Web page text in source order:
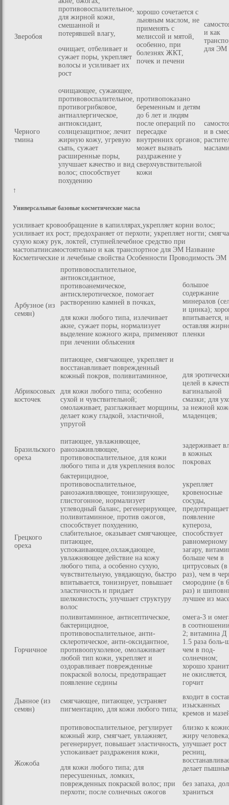
Зверобоя
противовоспалительное,
для жирной кожи,
смешанной и
потерявшей влагу,
очищает, отбеливает и
сужает поры, укрепляет
волосы и усиливает их
рост
хорошо сочетается с
льняным маслом, не
применять с
мелиссой и мятой,
особенно, при
болезнях ЖКТ,
почек и печени
и как
для ЭМ
Черного
тмина
очищающее, сужающее,
противовоспалительное,
противогрибковое,
антиаллергическое,
антиоксидант,
солнцезащитное; лечит
жирную кожу, угревую
сыпь, сужает
расширенные поры,
улучшает качество и вид
волос; способствует
похудению
противопоказано
беременным и детям
до 6 лет и людям
после операций по
пересадке
внутренних органов;
может вызвать
раздражение у
сверхчувствительной
кожи
и в
↑
Универсальные базовые косметические масла
усиливает кровообращение в капиллярах,укрепляет корни волос;
усиливает их рост; предохраняет от перхоти; укрепляет ногти;
сухую кожу рук, локтей, ступнейлечебное средство при
мастопатиисамостоятельно и как транспортное для ЭМ Название
Косметические и лечебные свойства Особенности Проводимость ЭМ
Арбузное (из
семян)
противовоспалительное,
антиоксидантное,
противоанемическое,
антисклеротическое, помогает
растворению камней в почках,
для кожи любого типа, излечивает
акне, сужает поры, нормализует
выделение кожного жира, применяют
при лечении облысения
большое
содержание
минералов
и цинка);
впитывается,
оставляя
пленки
Абрикосовых
косточек
питающее, смягчающее, укрепляет и
восстанавливает поврежденный
кожный покров, поливитаминное,
для кожи любого типа; особенно
сухой и чувствительной;
омолаживает, разглаживает морщины,
делает кожу гладкой, эластичной,
упругой
для
целей в
вагинальной
смазки; для
за нежной
младенцев;
Бразильского
ореха
питающее, увлажняющее,
ранозаживляющее,
противовоспалительное, для кожи
любого типа и для укрепления волос
задерживает
в кожных
покровах
Грецкого
ореха
бактерицидное,
противовоспалительное,
ранозаживляющее, тонизирующее,
глистогонное, нормализует
углеводный баланс, регенерирующее,
поливитаминное, против ожогов,
способствует похудению,
слабительное, оказывает смягчающее,
питающее,
успокаивающее,охлаждающее,
увлажняющее действие на кожу
любого типа, а особенно сухую,
чувствительную, увядающую, быстро
впитывается, тонизирует, повышает
эластичность и придает
шелковистость; улучшает структуру
волос
укрепляет
кровеносные
сосуды,
предотвращает
появление
купероза,
способствует
равномерному
загару,
больше чем в
цитрусовых (в
раз), чем в
смородине (в 6
раз) и
лучшее из
Горчичное
поливитаминное, антисептическое,
бактерицидное,
противовоспалительное, анти-
склеротическое, анти-оксидантное,
противоопухолевое, омолаживает
любой тип кожи, укрепляет и
оздоравливает поврежденные
покраской волосы, предотвращает
появление седины
омега-3 и
в
2; витамина Д
1.5 раза боль-
чем в под-
солнечном;
хорошо
не окисляется,
горчит
Дынное (из
семян)
смягчающее, питающее, устраняет
пигментацию, для кожи любого типа;
входит в
изысканных
кремов и
Жожоба
противовоспалительное, регулирует
кожный жир, смягчает, увлажняет,
регенерирует, повышает эластичность,
успокаивает раздражения кожи,
для кожи любого типа; для
пересушенных, ломких,
поврежденных покраской волос; при
перхоти; после солнечных ожогов
близко к
жиру
улучшает рост
ресниц,
делает
без запаха,
храниться